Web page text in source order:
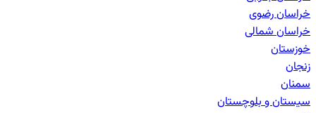
خراسان رضوی
خراسان شمالی
خوزستان
زنجان
سمنان
سیستان و بلوچستان